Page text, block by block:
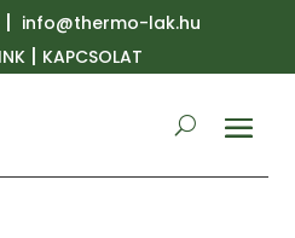
| info@thermo-lak.hu
| KAPCSOLAT